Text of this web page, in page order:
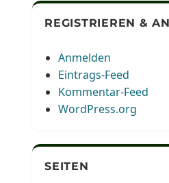
REGISTRIEREN &
Anmelden
Eintrags-Feed
Kommentar-Feed
WordPress.org
SEITEN